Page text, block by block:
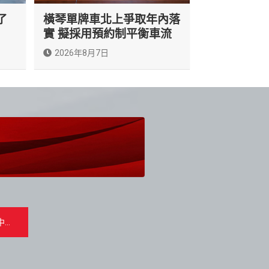
橫琴單牌車北上爭取年內落
實 擬採用預約制平衡車流
2026年8月7日